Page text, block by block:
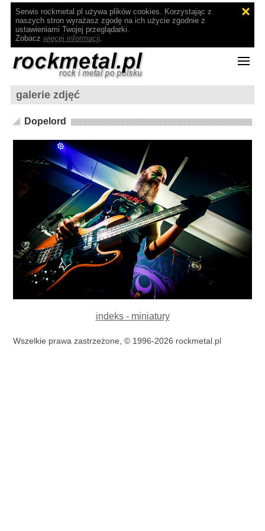
Serwis rockmetal.pl używa plików cookies. Korzystając z
naszych stron wyrażasz zgodę na ich użycie zgodnie z
ustawieniami Twojej przeglądarki.
Zobacz więcej informacji.
galerie zdjęć
Dopelord
indeks - miniatury
Wszelkie prawa zastrzeżone, © 1996-2026 rockmetal.pl